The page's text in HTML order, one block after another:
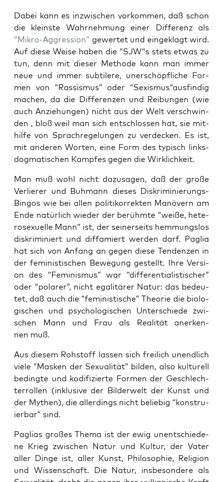
Dabei kann es inzwi­schen vor­kom­men, daß schon
die kleins­te Wahr­neh­mung einer Dif­fe­renz als
“Mikro-Aggres­si­on” gewer­tet und ein­ge­klagt wird.
Auf die­se Wei­se haben die “SJW“s stets etwas zu
tun, denn mit die­ser Metho­de kann man immer
neue und immer sub­ti­le­re, uner­schöpf­li­che For­
men von “Ras­sis­mus” oder “Sexismus“ausfindig
machen, da die Dif­fe­ren­zen und Rei­bun­gen (wie
auch Anzie­hun­gen) nicht aus der Welt ver­schwin­
den , bloß weil man sich ent­schlos­sen hat, sie mit­
hil­fe von Sprach­re­ge­lun­gen zu ver­de­cken. Es ist,
mit ande­ren Wor­ten, eine Form des typisch links­
dog­ma­ti­schen Kamp­fes gegen die Wirklichkeit.
Man muß wohl nicht dazu­sa­gen, daß der gro­ße
Ver­lie­rer und Buh­mann die­ses Dis­kri­mi­nie­rungs-
Bin­gos wie bei allen poli­ti­kor­rek­ten Manö­vern am
Ende natür­lich wie­der der berühm­te “wei­ße, hete­
ro­se­xu­el­le Mann” ist, der sei­ner­seits hem­mungs­los
dis­kri­mi­niert und dif­fa­miert wer­den darf. Paglia
hat sich von Anfang an gegen die­se Ten­den­zen in
der femi­nis­ti­schen Bewe­gung gestellt. Ihre Ver­si­
on des “Femi­nis­mus” war “dif­fe­ren­tia­lis­ti­scher”
oder “pola­rer”, nicht ega­li­tä­rer Natur: das bedeu­
tet, daß auch die “femi­nis­ti­sche” Theo­rie die bio­lo­
gi­schen und psy­cho­lo­gi­schen Unter­schie­de zwi­
schen Mann und Frau als Rea­li­tät aner­ken­
nen muß.
Aus die­sem Roh­stoff las­sen sich frei­lich unend­lich
vie­le “Mas­ken der Sexua­li­tät” bil­den, also kul­tu­rell
beding­te und kodi­fi­zier­te For­men der Geschlech­
ter­rol­len (inklu­si­ve der Bil­der­welt der Kunst und
der Mythen), die aller­dings nicht belie­big “kon­stru­
ier­bar” sind.
Pagli­as gro­ßes The­ma ist der ewig unent­schie­de­
ne Krieg zwi­schen Natur und Kul­tur, der Vater
aller Din­ge ist, aller Kunst, Phi­lo­so­phie, Reli­gi­on
und Wis­sen­schaft. Die Natur, ins­be­son­de­re als